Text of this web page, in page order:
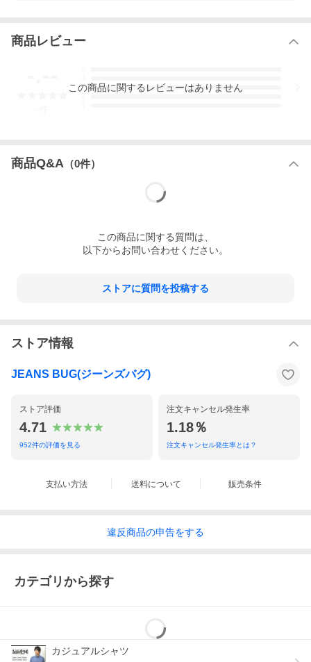
O（コリスコ）』より、リップストップ ファティーグシャツのご
カジュアルはもちろん、キレイめなコーディネートのはずしアイ
サラッと肌触りが良く、素朴な風合いになっており、着込むほど
に味わいが増してきます☆
他のアイテムを選ばないシンプルさがありつつも、丁寧な作りが
窺えます☆
商品レビュー
3
この商品に関するレビューはありません
商品Q&A （0件）
この商品に関する質問は、
以下からお問い合わせください。
ストアに質問を投稿する
ストア情報
JEANS BUG(ジーンズバグ)
ストア評価
4.71
952件の評価を見る
注文キャンセル発生率
1.18％
注文キャンセル発生率とは？
支払い方法 送料について 販売条件
違反商品の申告をする
カテゴリから探す
カジュアルシャツ